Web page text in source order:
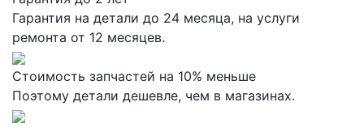
Гарантия на детали до 24 месяца, на услуги
ремонта от 12 месяцев.
Стоимость запчастей на 10% меньше
Поэтому детали дешевле, чем в магазинах.